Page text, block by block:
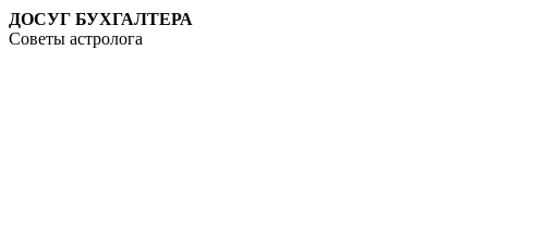
ДОСУГ БУХГАЛТЕРА
Советы астролога